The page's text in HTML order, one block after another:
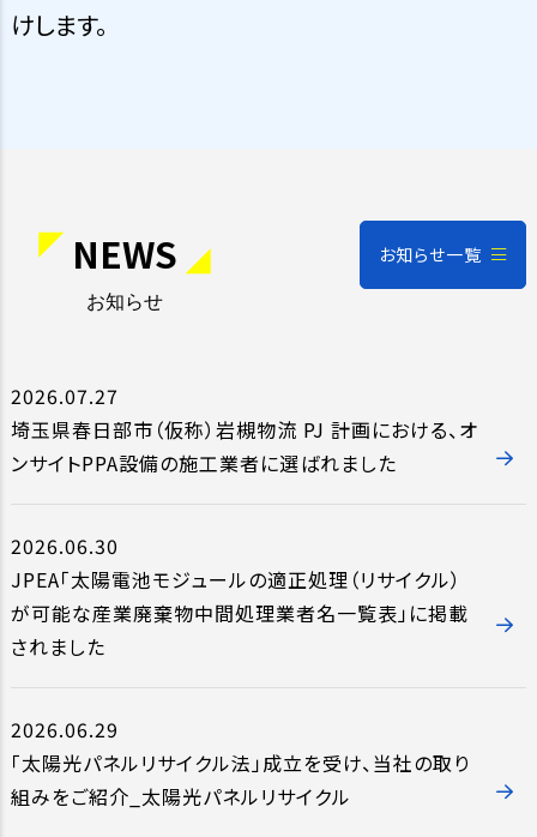
けします。
NEWS
お知らせ
お知らせ一覧
2026.07.27
埼玉県春日部市（仮称）岩槻物流 PJ 計画における、オ
ンサイトPPA設備の施工業者に選ばれました
2026.06.30
JPEA「太陽電池モジュールの適正処理（リサイクル）
が可能な産業廃棄物中間処理業者名一覧表」に掲載
されました
2026.06.29
「太陽光パネルリサイクル法」成立を受け、当社の取り
組みをご紹介_太陽光パネルリサイクル